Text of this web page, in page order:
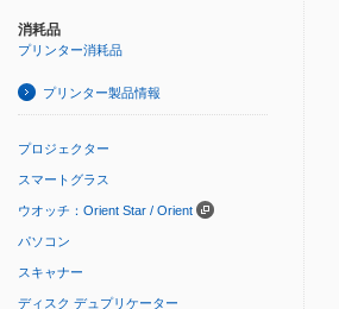
消耗品
プリンター消耗品
プリンター製品情報
プロジェクター
スマートグラス
ウオッチ：Orient Star / Orient
パソコン
スキャナー
ディスク デュプリケーター